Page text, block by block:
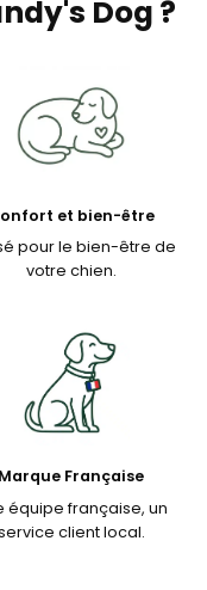
Dog ?
et bien-être
pour le bien-être de
votre chien.
Marque Française
équipe française, un
client local.